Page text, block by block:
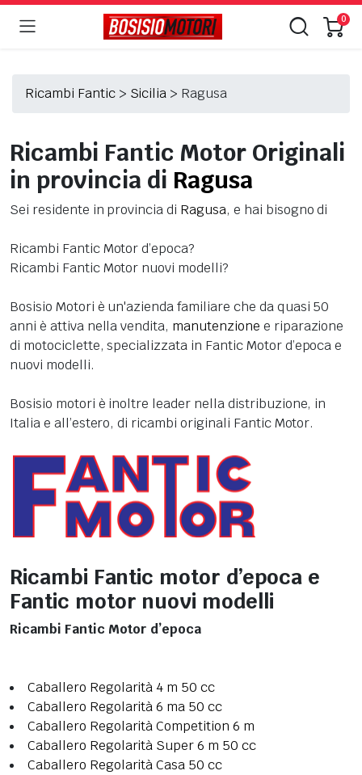
0
Ricambi Fantic> Sicilia > Ragusa
Ricambi Fantic Motor Originali
in provincia di Ragusa
Sei residente in provincia di Ragusa, e hai bisogno di
Ricambi Fantic Motor d’epoca?
Ricambi Fantic Motor nuovi modelli?
Bosisio Motori è un'azienda familiare che da quasi 50
anni è attiva nella vendita, manutenzione e riparazione
di motociclette, specializzata in Fantic Motor d’epoca e
nuovi modelli.
Bosisio motori è inoltre leader nella distribuzione, in
Italia e all’estero, di ricambi originali Fantic Motor.
Ricambi Fantic motor d’epoca e
Fantic motor nuovi modelli
Ricambi Fantic Motor d’epoca
Caballero Regolarità 4 m 50 cc
Caballero Regolarità 6 ma 50 cc
Caballero Regolarità Competition 6 m
Caballero Regolarità Super 6 m 50 cc
Caballero Regolarità Casa 50 cc